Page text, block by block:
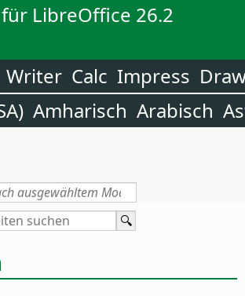
LibreOffice 26.2
Writer Calc Impress
Amharisch Arabisch